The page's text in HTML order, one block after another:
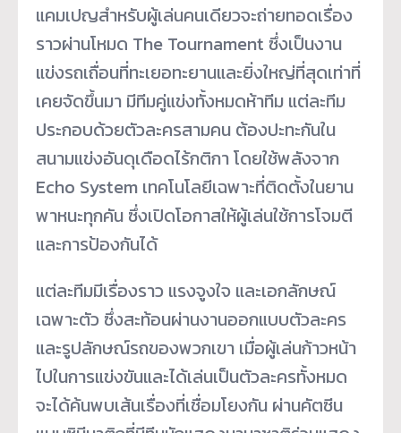
แคมเปญสำหรับผู้เล่นคนเดียวจะถ่ายทอดเรื่อง
ราวผ่านโหมด The Tournament ซึ่งเป็นงาน
แข่งรถเถื่อนที่ทะเยอทะยานและยิ่งใหญ่ที่สุดเท่าที่
เคยจัดขึ้นมา มีทีมคู่แข่งทั้งหมดห้าทีม แต่ละทีม
ประกอบด้วยตัวละครสามคน ต้องปะทะกันใน
สนามแข่งอันดุเดือดไร้กติกา โดยใช้พลังจาก
Echo System เทคโนโลยีเฉพาะที่ติดตั้งในยาน
พาหนะทุกคัน ซึ่งเปิดโอกาสให้ผู้เล่นใช้การโจมตี
และการป้องกันได้
แต่ละทีมมีเรื่องราว แรงจูงใจ และเอกลักษณ์
เฉพาะตัว ซึ่งสะท้อนผ่านงานออกแบบตัวละคร
และรูปลักษณ์รถของพวกเขา เมื่อผู้เล่นก้าวหน้า
ไปในการแข่งขันและได้เล่นเป็นตัวละครทั้งหมด
จะได้ค้นพบเส้นเรื่องที่เชื่อมโยงกัน ผ่านคัตซีน